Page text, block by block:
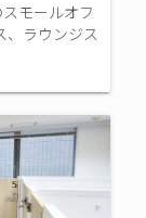
モールオフ
、ラウンジス